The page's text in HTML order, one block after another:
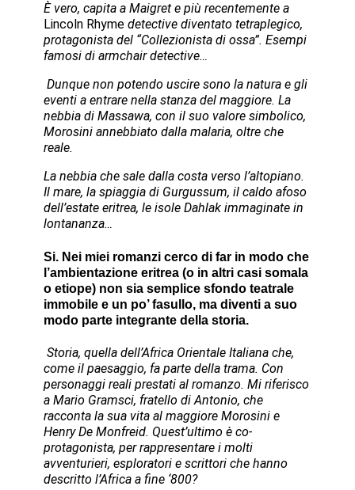
È vero, capita a Maigret e più recentemente a
Lincoln Rhyme detective diventato tetraplegico,
protagonista del “Collezionista di ossa”. Esempi
famosi di armchair detective…
Dunque non potendo uscire sono la natura e gli
eventi a entrare nella stanza del maggiore. La
nebbia di Massawa, con il suo valore simbolico,
Morosini annebbiato dalla malaria, oltre che
reale.
La nebbia che sale dalla costa verso l’altopiano.
Il mare, la spiaggia di Gurgussum, il caldo afoso
dell’estate eritrea, le isole Dahlak immaginate in
lontananza…
Si. Nei miei romanzi cerco di far in modo che
l’ambientazione eritrea (o in altri casi somala
o etiope) non sia semplice sfondo teatrale
immobile e un po’ fasullo, ma diventi a suo
modo parte integrante della storia.
Storia, quella dell’Africa Orientale Italiana che,
come il paesaggio, fa parte della trama. Con
personaggi reali prestati al romanzo. Mi riferisco
a Mario Gramsci, fratello di Antonio, che
racconta la sua vita al maggiore Morosini e
Henry De Monfreid. Quest’ultimo è co-
protagonista, per rappresentare i molti
avventurieri, esploratori e scrittori che hanno
descritto l’Africa a fine ‘800?